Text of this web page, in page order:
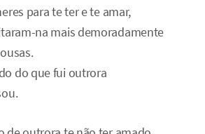
para te ter e te amar,
na mais demoradamente
do que fui outrora